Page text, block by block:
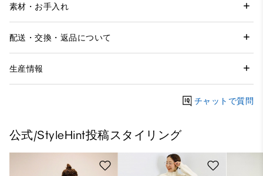
素材・お手入れ
配送・交換・返品について
生産情報
チャットで質問
公式/StyleHint投稿スタイリング